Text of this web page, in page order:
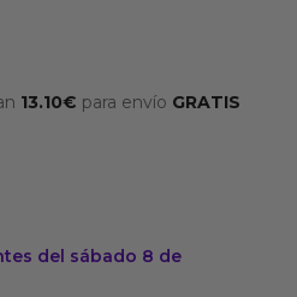
13.10€ para envío GRATIS
del sábado 8 de